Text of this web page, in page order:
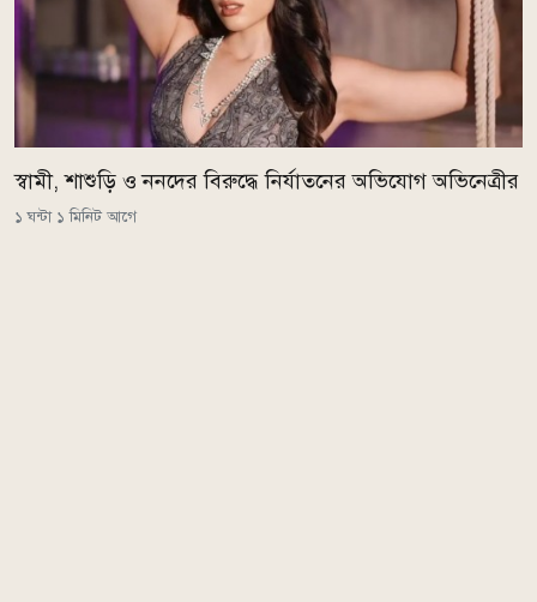
স্বামী, শাশুড়ি ও ননদের বিরুদ্ধে নির্যাতনের অভিযোগ অভিনেত্রীর
১ ঘন্টা ১ মিনিট আগে